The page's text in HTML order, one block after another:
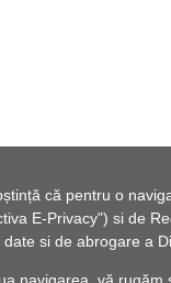
că pentru o
E-Privacy") si de
si de abrogare a